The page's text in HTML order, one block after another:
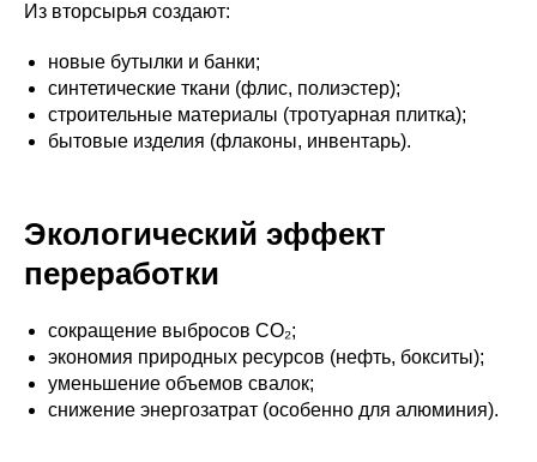
Из вторсырья создают:
новые бутылки и банки;
синтетические ткани (флис, полиэстер);
строительные материалы (тротуарная плитка);
бытовые изделия (флаконы, инвентарь).
Экологический эффект
переработки
сокращение выбросов CO₂;
экономия природных ресурсов (нефть, бокситы);
уменьшение объемов свалок;
снижение энергозатрат (особенно для алюминия).